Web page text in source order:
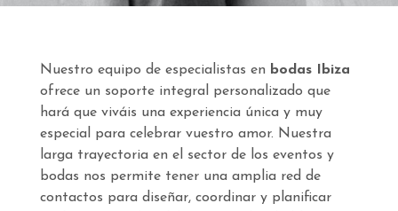
Nuestro equipo de especialistas en bodas Ibiza
ofrece un soporte integral personalizado que
hará que viváis una experiencia única y muy
especial para celebrar vuestro amor. Nuestra
larga trayectoria en el sector de los eventos y
bodas nos permite tener una amplia red de
contactos para diseñar, coordinar y planificar